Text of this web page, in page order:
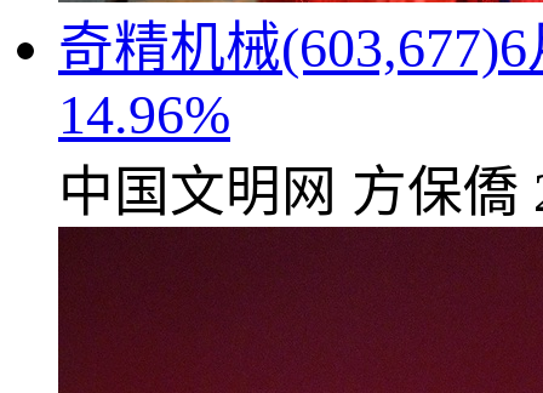
奇精机械
14.96%
中国文明网 方保僑